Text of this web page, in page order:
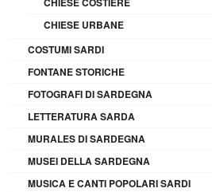
CHIESE URBANE
COSTUMI SARDI
FONTANE STORICHE
FOTOGRAFI DI SARDEGNA
LETTERATURA SARDA
MURALES DI SARDEGNA
MUSEI DELLA SARDEGNA
MUSICA E CANTI POPOLARI SARDI